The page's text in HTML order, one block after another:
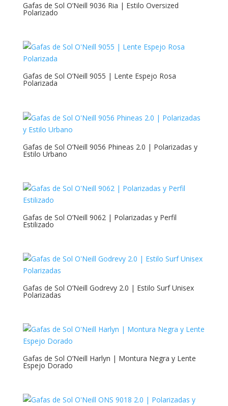
Gafas de Sol O’Neill 9036 Ria | Estilo Oversized
Polarizado
Gafas de Sol O’Neill 9055 | Lente Espejo Rosa
Polarizada
Gafas de Sol O’Neill 9056 Phineas 2.0 | Polarizadas y
Estilo Urbano
Gafas de Sol O’Neill 9062 | Polarizadas y Perfil
Estilizado
Gafas de Sol O’Neill Godrevy 2.0 | Estilo Surf Unisex
Polarizadas
Gafas de Sol O’Neill Harlyn | Montura Negra y Lente
Espejo Dorado